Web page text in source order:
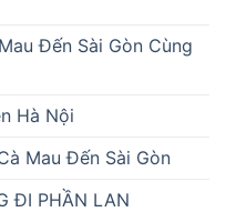
Đến Sài Gòn Cùng
Hà Nội
Mau Đến Sài Gòn
ĐI PHẦN LAN